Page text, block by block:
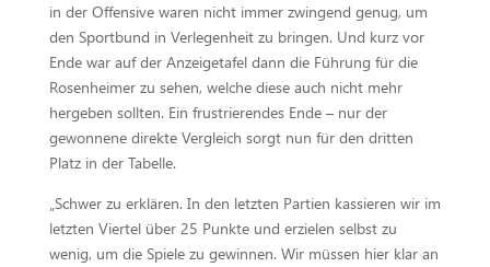
in der Offensive waren nicht immer zwingend genug, um
den Sportbund in Verlegenheit zu bringen. Und kurz vor
Ende war auf der Anzeigetafel dann die Führung für die
Rosenheimer zu sehen, welche diese auch nicht mehr
hergeben sollten. Ein frustrierendes Ende – nur der
gewonnene direkte Vergleich sorgt nun für den dritten
Platz in der Tabelle.
„Schwer zu erklären. In den letzten Partien kassieren wir im
letzten Viertel über 25 Punkte und erzielen selbst zu
wenig, um die Spiele zu gewinnen. Wir müssen hier klar an